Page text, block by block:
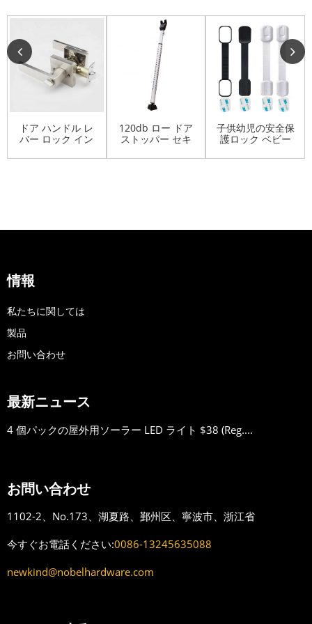
ドア ハンドル レ
バー ロック イン
ク付き
120db ロー ドア
ストッパー セキ
引き戸
子供幼児の安全保
護ロック ベビー
情報
私たちに関しては
製品
お問い合わせ
最新ニュース
4 個パックの屋外用ソーラー LED ライト $38 (Reg....
お問い合わせ
1102-2、No.173、湖夏路、鄞州区、寧波市、浙江省
今すぐお電話ください:0086-13245635088
newkind@nobelhardware.com